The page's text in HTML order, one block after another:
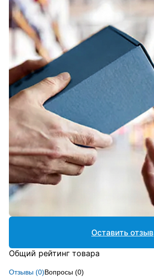
Отзывы (0)Вопросы (0)
Оставить отзыв
Общий рейтинг товара